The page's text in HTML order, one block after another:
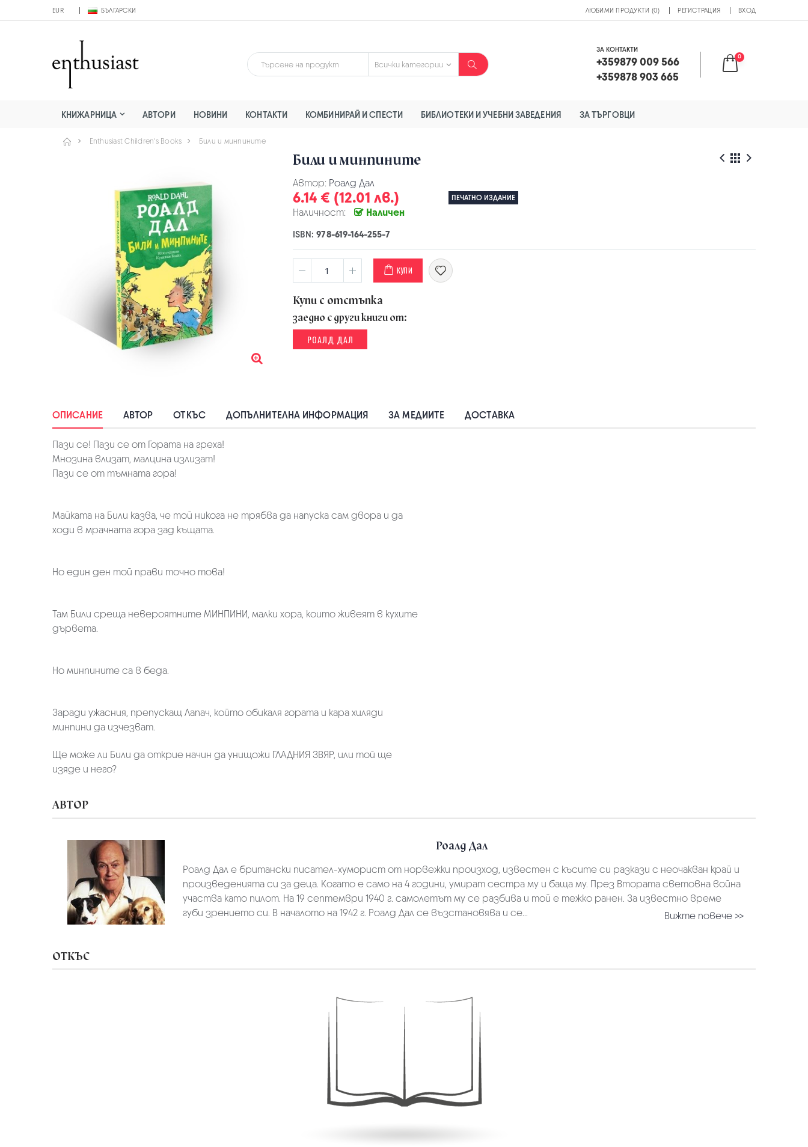
EUR БЪЛГАРСКИ ЛЮБИМИ ПРОДУКТИ (0) РЕГИСТРАЦИЯ ВХОД
ЗА КОНТАКТИ
+359879 009 566
+359878 903 665
0
КНИЖАРНИЦА АВТОРИ НОВИНИ КОНТАКТИ КОМБИНИРАЙ И СПЕСТИ БИБЛИОТЕКИ И УЧЕБНИ ЗАВЕДЕНИЯ ЗА ТЪРГОВЦИ
Enthusiast Children's Books Били и минпините
Били и минпините
Автор: Роалд Дал
6.14 € (12.01 лв.) ПЕЧАТНО ИЗДАНИЕ
Наличност: Наличен
ISBN:978-619-164-255-7
КУПИ
Купи с отстъпка
заедно с други книги от:
РОАЛД ДАЛ
ОПИСАНИЕ АВТОР ОТКЪС ДОПЪЛНИТЕЛНА ИНФОРМАЦИЯ ЗА МЕДИИТЕ ДОСТАВКА
Пази се! Пази се от Гората на греха!
Мнозина влизат, малцина излизат!
Пази се от тъмната гора!
Майката на Били казва, че той никога не трябва да напуска сам двора и да
ходи в мрачната гора зад къщата.
Но един ден той прави точно това!
Там Били среща невероятните МИНПИНИ, малки хора, които живеят в кухите
дървета.
Но минпините са в беда.
Заради ужасния, препускащ Лапач, който обикаля гората и кара хиляди
минпини да изчезват.
Ще може ли Били да открие начин да унищожи ГЛАДНИЯ ЗВЯР, или той ще
изяде и него?
АВТОР
Роалд Дал
Роалд Дал е британски писател-хуморист от норвежки произход, известен с късите си разкази с неочакван край и
произведенията си за деца. Когато е само на 4 години, умират сестра му и баща му. През Втората световна война
участва като пилот. На 19 септември 1940 г. самолетът му се разбива и той е тежко ранен. За известно време
губи зрението си. В началото на 1942 г. Роалд Дал се възстановява и се...
Вижте повече >>
ОТКЪС